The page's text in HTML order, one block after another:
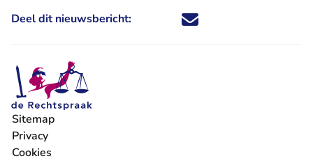
Deel dit nieuwsbericht: Deel dit nieuwsbericht via X -
Deel dit nieuwsbericht via
Deel dit nieuwsbericht
Deel dit
Sitemap
Privacy
Cookies